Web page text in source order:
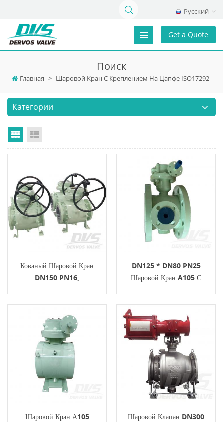
Русский
Get a Quote
Поиск
Главная > Шаровой Кран С Креплением На Цапфе ISO17292
Категории
Grid View
Кованый Шаровой Кран
DN150 PN16,
DN125 * DN80 PN25
Шаровой Кран A105 С
Шаровой Кран А105
Шаровой Клапан DN300